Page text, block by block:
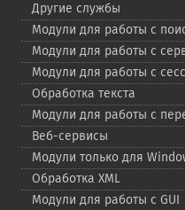
Другие службы
Модули для работы с
Модули для работы с
Модули для работы с
Обработка текста
Модули для работы с
Веб-​сервисы
Модули только для
Обработка XML
Модули для работы с GUI